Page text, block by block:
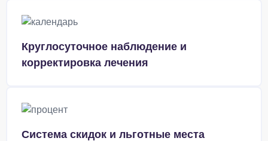
Круглосуточное наблюдение и
корректировка лечения
Система скидок и льготные места